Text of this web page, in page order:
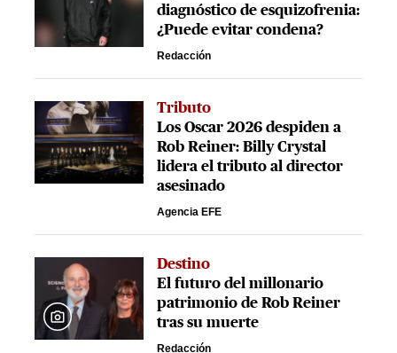
diagnóstico de esquizofrenia:
¿Puede evitar condena?
Redacción
Tributo
Los Oscar 2026 despiden a
Rob Reiner: Billy Crystal
lidera el tributo al director
asesinado
Agencia EFE
Destino
El futuro del millonario
patrimonio de Rob Reiner
tras su muerte
Redacción